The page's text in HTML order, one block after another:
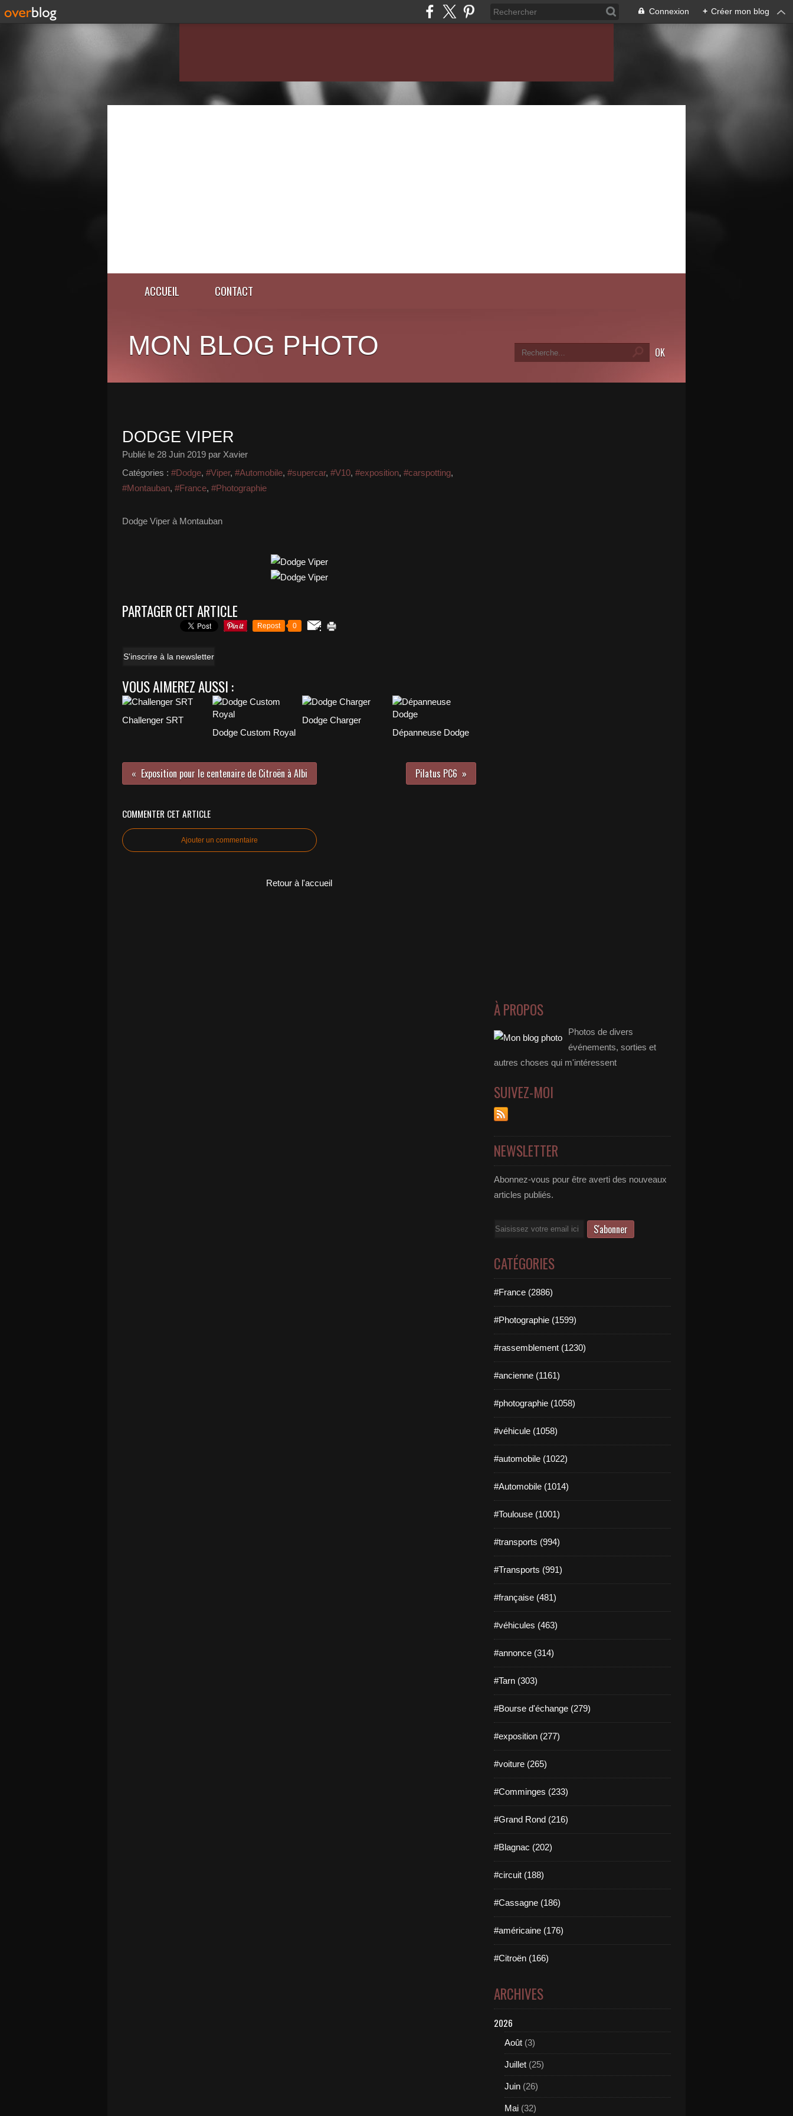
Connexion + Créer mon blog
ACCUEIL CONTACT
MON BLOG PHOTO
DODGE VIPER
Publié le 28 Juin 2019 par Xavier
Catégories : #Dodge, #Viper, #Automobile, #supercar, #V10, #exposition, #carspotting,
#Montauban, #France, #Photographie
Dodge Viper à Montauban
PARTAGER CET ARTICLE
Repost 0
S'inscrire à la newsletter
VOUS AIMEREZ AUSSI :
Challenger SRT
Dodge Custom Royal
Dodge Charger
Dépanneuse Dodge
Exposition pour le centenaire de Citroën à Albi Pilatus PC6
COMMENTER CET ARTICLE
Ajouter un commentaire
Retour à l'accueil
À PROPOS
Photos de divers
événements, sorties et
autres choses qui m'intéressent
SUIVEZ-MOI
NEWSLETTER
Abonnez-vous pour être averti des nouveaux
articles publiés.
Email
CATÉGORIES
#France (2886)
#Photographie (1599)
#rassemblement (1230)
#ancienne (1161)
#photographie (1058)
#véhicule (1058)
#automobile (1022)
#Automobile (1014)
#Toulouse (1001)
#transports (994)
#Transports (991)
#française (481)
#véhicules (463)
#annonce (314)
#Tarn (303)
#Bourse d'échange (279)
#exposition (277)
#voiture (265)
#Comminges (233)
#Grand Rond (216)
#Blagnac (202)
#circuit (188)
#Cassagne (186)
#américaine (176)
#Citroën (166)
ARCHIVES
2026
Août (3)
Juillet (25)
Juin (26)
Mai (32)